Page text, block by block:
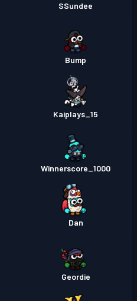
SSundee
Bump
Kaiplays_15
Winnerscore_1000
Dan
Geordie